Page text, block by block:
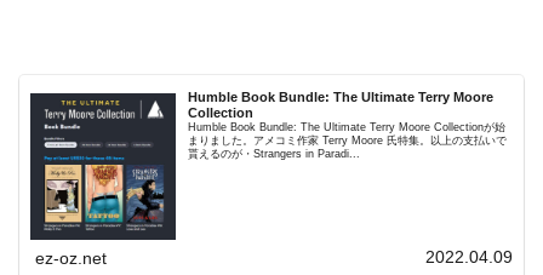
Humble Book Bundle: The Ultimate Terry Moore
Collection
Humble Book Bundle: The Ultimate Terry Moore Collectionが始
まりました。アメコミ作家 Terry Moore 氏特集。以上の支払いで
貰えるのが・Strangers in Paradi...
ez-oz.net 2022.04.09